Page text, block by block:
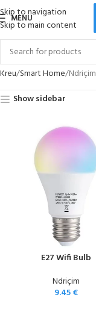
Skip to navigation
Skip to main content
MENU
Kreu Smart Home Ndriçim
Show sidebar
E27 Wifi Bulb
Ndriçim
9.45€